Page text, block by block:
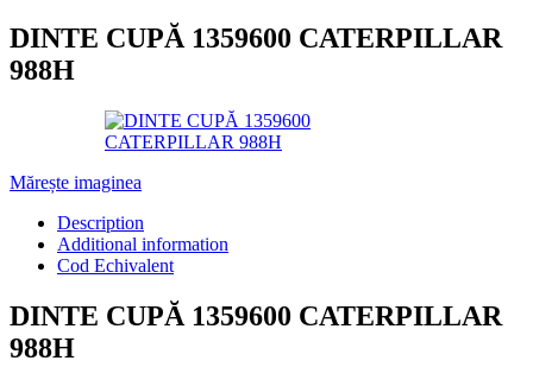
DINTE CUPĂ 1359600 CATERPILLAR
988H
Mărește imaginea
Description
Additional information
Cod Echivalent
DINTE CUPĂ 1359600 CATERPILLAR
988H